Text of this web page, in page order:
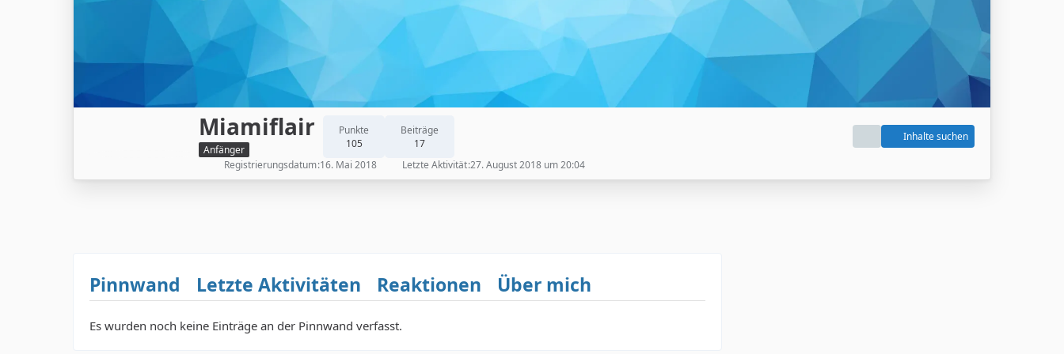
Miamiflair
Anfänger
Punkte
105
Beiträge
17
Inhalte suchen
Registrierungsdatum 16. Mai 2018 Letzte Aktivität 27. August 2018 um 20:04
Pinnwand Letzte Aktivitäten Reaktionen Über mich
Es wurden noch keine Einträge an der Pinnwand verfasst.